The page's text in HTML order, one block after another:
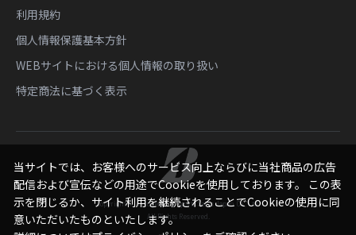
利用規約
個人情報保護基本方針
WEBサイトにおける個人情報の取り扱い
特定商法に基づく表示
Copyright © Bridgestone Sports Sales Japan Co., Ltd.
All Rights Reserved.
当サイトでは、お客様へのサービス向上ならびに当社商品の広告
配信および宣伝などの用途でCookieを使用しております。 この表
示を閉じるか、サイト利用を継続されることでCookieの使用に同
意いただいたものといたします。